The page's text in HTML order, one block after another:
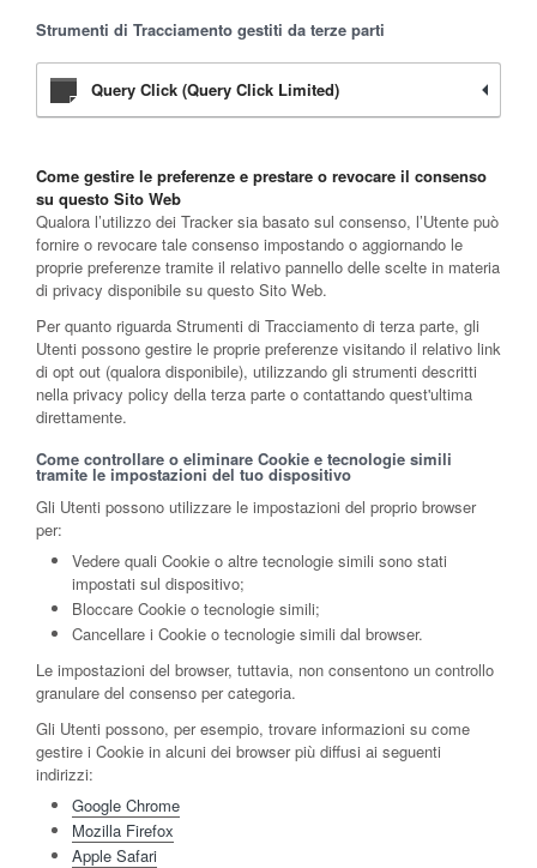
Strumenti di Tracciamento gestiti da terze parti
Query Click (Query Click Limited)
Come gestire le preferenze e prestare o revocare il consenso
su questo Sito Web
Qualora l’utilizzo dei Tracker sia basato sul consenso, l’Utente può
fornire o revocare tale consenso impostando o aggiornando le
proprie preferenze tramite il relativo pannello delle scelte in materia
di privacy disponibile su questo Sito Web.
Per quanto riguarda Strumenti di Tracciamento di terza parte, gli
Utenti possono gestire le proprie preferenze visitando il relativo link
di opt out (qualora disponibile), utilizzando gli strumenti descritti
nella privacy policy della terza parte o contattando quest'ultima
direttamente.
Come controllare o eliminare Cookie e tecnologie simili
tramite le impostazioni del tuo dispositivo
Gli Utenti possono utilizzare le impostazioni del proprio browser
per:
Vedere quali Cookie o altre tecnologie simili sono stati
impostati sul dispositivo;
Bloccare Cookie o tecnologie simili;
Cancellare i Cookie o tecnologie simili dal browser.
Le impostazioni del browser, tuttavia, non consentono un controllo
granulare del consenso per categoria.
Gli Utenti possono, per esempio, trovare informazioni su come
gestire i Cookie in alcuni dei browser più diffusi ai seguenti
indirizzi:
Google Chrome
Mozilla Firefox
Apple Safari